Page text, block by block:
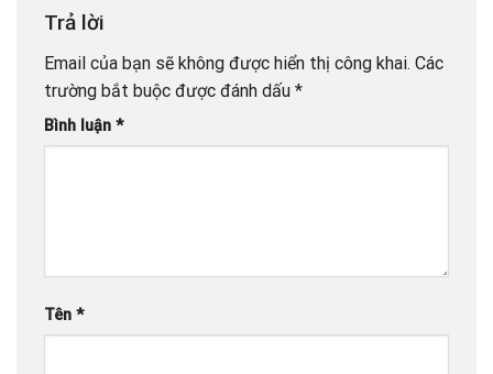
Trả lời
Email của bạn sẽ không được hiển thị công khai. Các
trường bắt buộc được đánh dấu *
Bình luận *
Tên *